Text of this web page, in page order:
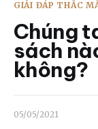
Mục
Liên
Dâng
GIẢI ĐÁP THẮC
Chúng
sách
không?
05/05/2021